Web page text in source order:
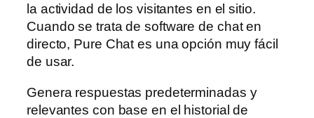
la actividad de los visitantes en el sitio.
Cuando se trata de software de chat en
directo, Pure Chat es una opción muy fácil
de usar.
Genera respuestas predeterminadas y
relevantes con base en el historial de